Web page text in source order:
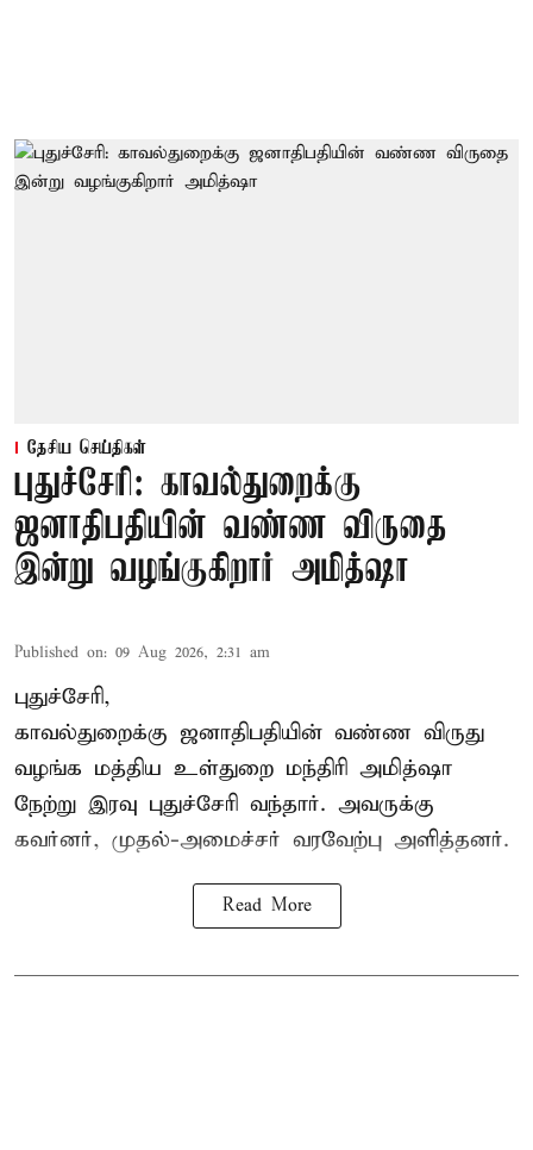
தேசிய செய்திகள்
புதுச்சேரி: காவல்துறைக்கு
ஜனாதிபதியின் வண்ண விருதை
இன்று வழங்குகிறார் அமித்ஷா
Published on: 09 Aug 2026, 2:31 am
புதுச்சேரி,
காவல்துறைக்கு ஜனாதிபதியின் வண்ண விருது
வழங்க மத்திய உள்துறை மந்திரி அமித்ஷா
நேற்று இரவு புதுச்சேரி வந்தார். அவருக்கு
கவர்னர், முதல்-அமைச்சர் வரவேற்பு அளித்தனர்.
Read More